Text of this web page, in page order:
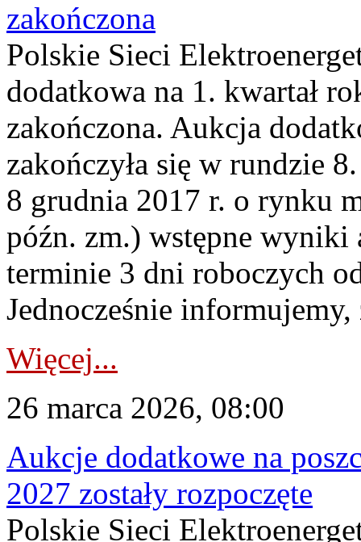
zakończona
Polskie Sieci
dodatkowa na 1. kwartał
zakończona. Aukcja
zakończyła się w rundzie
8 grudnia 2017 r. o rynku
późn. zm.) wstępne
terminie 3 dni roboczych
Jednocześnie informujemy,
Więcej...
26 marca 2026, 08:00
Aukcje dodatkowe na
2027 zostały rozpoczęte
Polskie Sieci